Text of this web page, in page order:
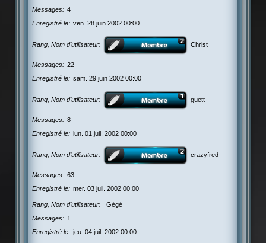
Messages
4
Enregistré le
ven. 28 juin 2002 00:00
Rang, Nom d’utilisateur Christ
Messages
22
Enregistré le
sam. 29 juin 2002 00:00
Rang, Nom d’utilisateur guett
Messages
8
Enregistré le
lun. 01 juil. 2002 00:00
Rang, Nom d’utilisateur crazyfred
Messages
63
Enregistré le
mer. 03 juil. 2002 00:00
Rang, Nom d’utilisateur
Gégé
Messages
1
Enregistré le
jeu. 04 juil. 2002 00:00